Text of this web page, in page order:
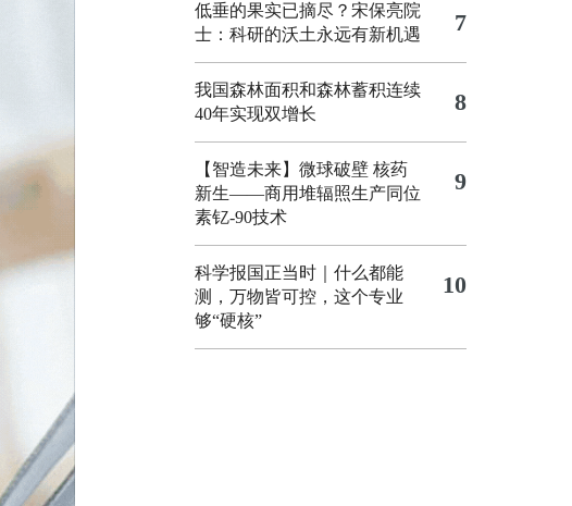
低垂的果实已摘尽？宋保亮院
士：科研的沃土永远有新机遇
7
我国森林面积和森林蓄积连续
40年实现双增长
8
【智造未来】微球破壁 核药
新生——商用堆辐照生产同位
素钇-90技术
9
科学报国正当时｜什么都能
测，万物皆可控，这个专业
够“硬核”
10